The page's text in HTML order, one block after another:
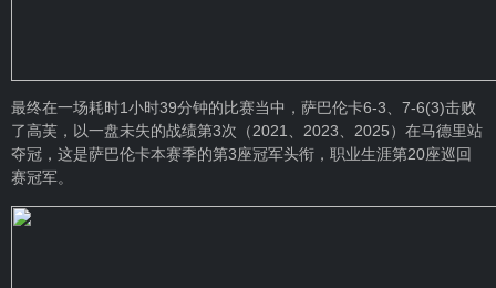
最终在一场耗时1小时39分钟的比赛当中，萨巴伦卡6-3、7-6(3)击败
了高芙，以一盘未失的战绩第3次（2021、2023、2025）在马德里站
夺冠，这是萨巴伦卡本赛季的第3座冠军头衔，职业生涯第20座巡回
赛冠军。